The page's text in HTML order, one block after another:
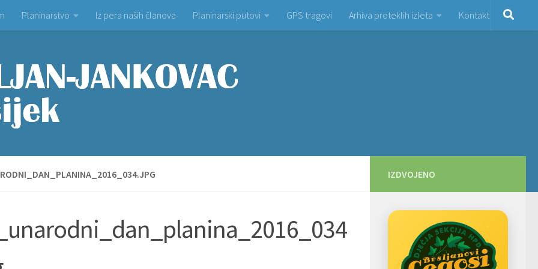
Planinarstvo Iz pera naših članova Planinarski putovi GPS tragovi Arhiva proteklih izleta Kontakt
IZDVOJENO